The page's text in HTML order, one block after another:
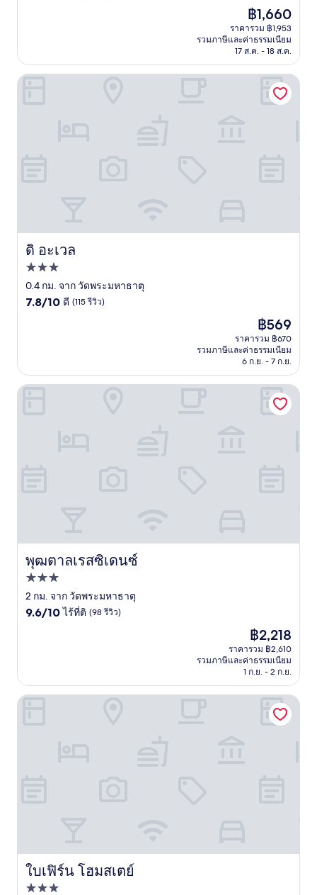
รีวิว)
ราคา
ปัจจุบัน
คือ
฿1,660
฿1,660
ราคารวม ฿1,953
รวมภาษีและค่าธรรมเนียม
17 ส.ค. - 18 ส.ค.
ดิ อะเวล
ดิ อะเวล
ที่พัก
3.0
ดาว
0.4 กม. จาก วัดพระมหาธาตุ
7.8
7.8/10 ดี (115 รีวิว)
ราคา
ปัจจุบัน
คือ
฿569
฿569
ราคารวม ฿670
รวมภาษีและค่าธรรมเนียม
6 ก.ย. - 7 ก.ย.
ดิ อะเวล
พุฒตาลเรสซิเดนซ์
พุฒตาลเรสซิเดนซ์
ที่พัก
3.0
ดาว
2 กม. จาก วัดพระมหาธาตุ
9.6
(98
รีวิว)
9.6/10 ไร้ที่ติ (98 รีวิว)
ราคา
ปัจจุบัน
คือ
฿2,218
฿2,218
ราคารวม ฿2,610
รวมภาษีและค่าธรรมเนียม
1 ก.ย. - 2 ก.ย.
พุฒตาลเรสซิเดนซ์
ใบเฟิร์น โฮมสเตย์
ใบเฟิร์น โฮมสเตย์
ที่พัก
ใบเฟิร์น โฮมสเตย์